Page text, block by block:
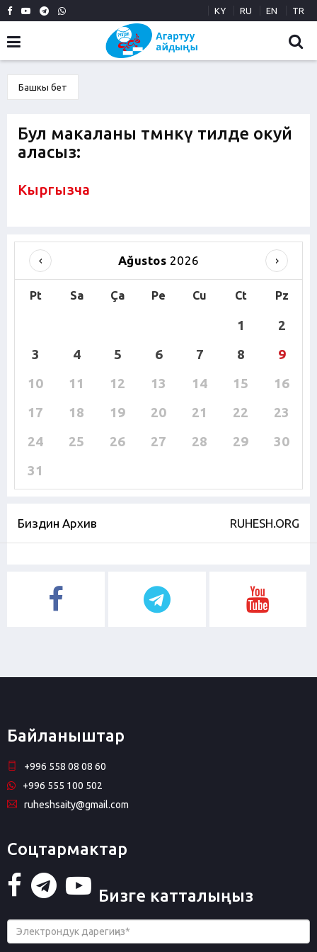
KY RU EN TR
Башкы бет
Бул макаланы төмөнкү тилде окуй
аласыз:
Кыргызча
Ağustos 2026
Pt Sa Ça Pe Cu Ct Pz
1
2
3
4 5 6 7 8
9
10
11 12 13 14 15
16
17
18 19 20 21 22
23
24
25 26 27 28 29
30
31
Биздин Архив RUHESH.ORG
Байланыштар
+996 558 08 08 60
+996 555 100 502
ruheshsaity@gmail.com
Соцтармактар
Бизге катталыңыз